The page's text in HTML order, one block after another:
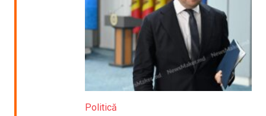
Politică